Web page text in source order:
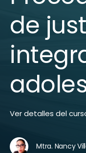
de
Ver detalles del
Mtra. Nancy